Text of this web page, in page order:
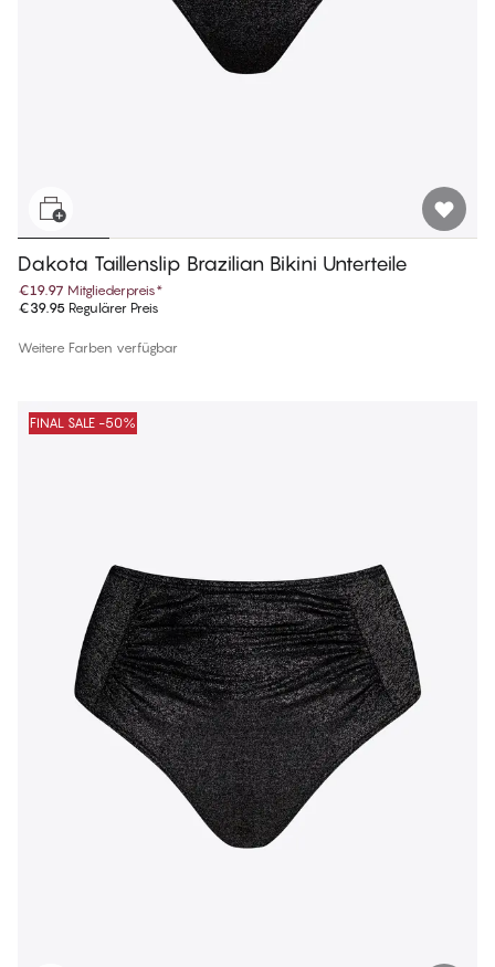
Dakota Taillenslip Brazilian Bikini Unterteile
€19.97 Mitgliederpreis*
€39.95 Regulärer Preis
Weitere Farben verfügbar
FINAL SALE -50%